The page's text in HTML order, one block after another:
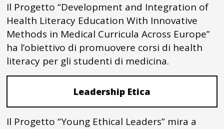
Il Progetto “Development and Integration of
Health Literacy Education With Innovative
Methods in Medical Curricula Across Europe”
ha l’obiettivo di promuovere corsi di health
literacy per gli studenti di medicina.
Leadership Etica
Il Progetto “Young Ethical Leaders” mira a